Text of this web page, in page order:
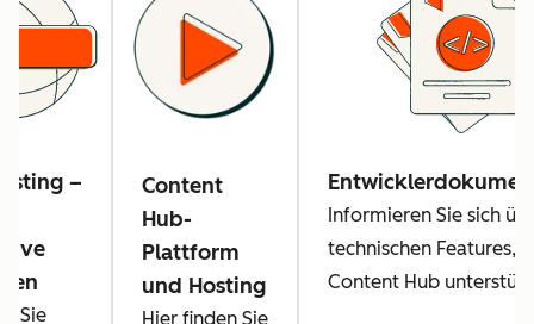
–
Sie
Content
Hub-
Plattform
und Hosting
Hier finden Sie
Informieren Sie sich
technischen Features,
Content Hub